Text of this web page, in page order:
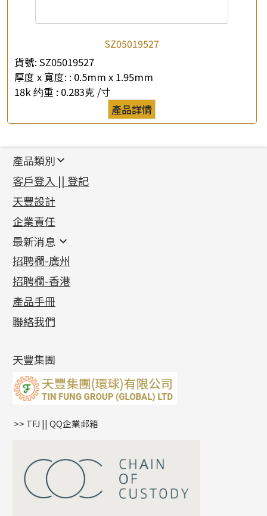
SZ05019527
貨號: SZ05019527
厚度 x 寬度: : 0.5mm x 1.95mm
18k 约重 : 0.283克 /寸
產品詳情
產品類別
新產品
足金系列
足金配件
機織鏈系列
珠仔鏈
镶口链
管狀網鏈
十字車花鏈系列
十字閃O鏈系列
十字錘打鏈系列
側身車花鏈系列
側身鏈系列
雙十字鏈系列
水波鏈系列
蛇骨鏈系列
鏈尾系列
嘴唇鏈系列
S車花鏈系列
珍珠鏈系列
坦克鏈系列
滿天星鏈系列
首飾配件
耳環類配件
卷迫系列
螺絲迫系列
梅花迫系列
平臺迫系列
綫拍系列
美拍系列
耳環扣系列
耳綫/耳鈎系列
耳環爪頭
耳環
鏈類配件
動感車花吊墜
調節珠系列
生圈扣系列
龍蝦扣系列
鴨俐制系列
字母吊墜
相盒吊墜
項鏈吊墜
生肖吊墜
星座吊墜
珠扣
其他類配件
珠盤系列
袖口鈕系列
焊片及鐳射綫
空心車花管
珠類配件
無孔光身珠
空心光身珠
無孔批花珠
鑲口類
四爪頭系列
六爪頭系列
車花片
動感車花片
鑲口戒指
鑲口手鏈系列
首飾系列
手镯系列
戒指系列
空心耳環
空心车花管首饰链
空心手鐲系列
貴金屬原料
千足金
記憶金屬系列
記憶戒指
拉簧珠珠手鏈
記憶鈦手鐲
客戶登入 || 登記
天豐設計
企業責任
最新消息
最新消息
各項證書(2)
相片集(9)
展覽會資訊
最新產品資訊
招聘欄-廣州
招聘欄-香港
產品手冊
聯絡我們
天豐集團
>> TFJ || QQ企業郵箱